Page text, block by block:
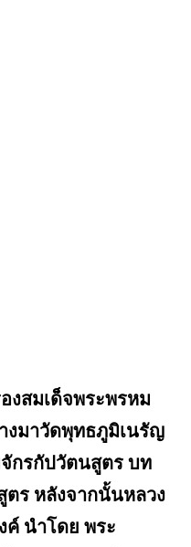
งสมเด็จพระพรหม
งมาวัดพุทธภูมิเนรัญ
กรกัปวัตนสูตร บท
ตร หลังจากนั้นหลวง
ค์ นำโดย พระ